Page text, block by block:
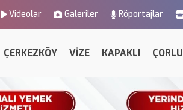
Videolar Galeriler Röportajlar
ÇERKEZKÖY VİZE KAPAKLI ÇORLU